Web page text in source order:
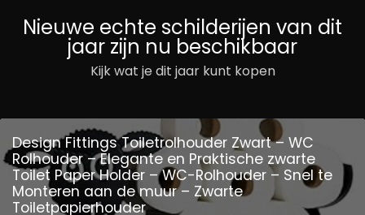
Nieuwe echte schilderijen van dit
jaar zijn nu beschikbaar
Kijk wat je dit jaar kunt kopen
Design Fittings Toiletrolhouder Zwart – WC
Rolhouder – Elegante en Praktische zwarte
Toilet Paper Holder – WC-Rolhouder – Snel te
Monteren aan de muur – Zwarte
Toiletpapierhouder